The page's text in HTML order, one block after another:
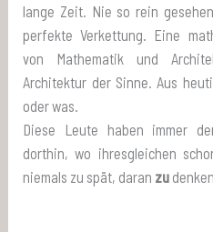
lange Zeit. Nie so rein
perfekte Verkettung. Eine
von Mathematik und
Architektur der Sinne. Aus
oder was.
Diese Leute haben immer
dorthin, wo ihresgleichen
niemals zu spät, daran zu